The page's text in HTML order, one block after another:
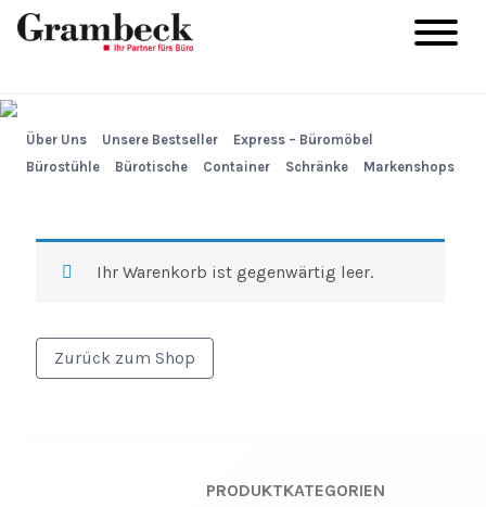
Über Uns Unsere Bestseller
Express – Büromöbel
Bürostühle
Bürotische Container Schränke Markenshops
Ihr Warenkorb ist gegenwärtig leer.
Zurück zum Shop
PRODUKTKATEGORIEN